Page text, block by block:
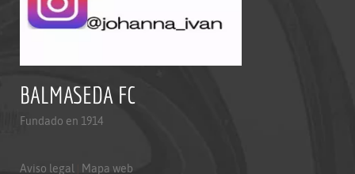
BALMASEDA FC
Fundado en 1914
Aviso legal Mapa web